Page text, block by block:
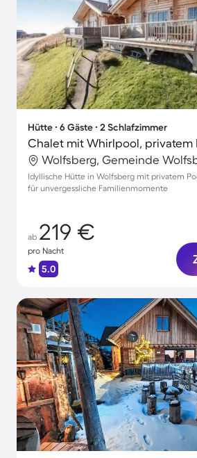
Hütte ∙ 6 Gäste ∙ 2 Schlafzimmer
Wolfsberg, Gemeinde
Idyllische Hütte in Wolfsberg mit privatem
für unvergessliche Familienmomente
ab 219 €
pro Nacht
5.0